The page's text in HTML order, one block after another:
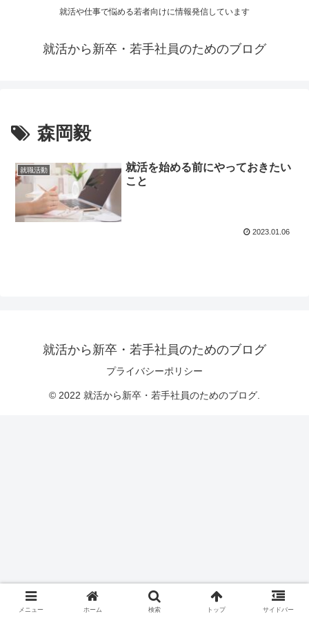
就活や仕事で悩める若者向けに情報発信しています
就活から新卒・若手社員のためのブログ
森岡毅
就職活動
就活を始める前にやっておきたい
こと
2023.01.06
就活から新卒・若手社員のためのブログ
プライバシーポリシー
© 2022 就活から新卒・若手社員のためのブログ.
メニュー ホーム 検索 トップ サイドバー